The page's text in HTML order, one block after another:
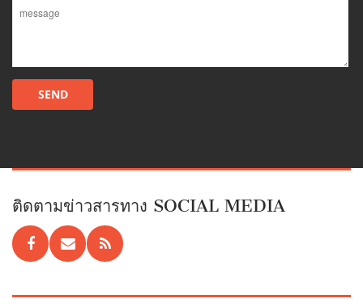
ติดตามข่าวสารทาง SOCIAL MEDIA